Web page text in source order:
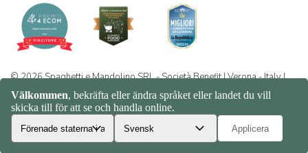
© 2026 Spaghetti e Mandolino SRL - Società Benefit | Verona - Italy |
+39 351 865 9444 | P.I. IT04913730232 | Certificazione BIO: IT-BIO-
016.380-0110744.2026.001 | REA VR-455804 |Integritet och
cookiepolicy|Sitemap